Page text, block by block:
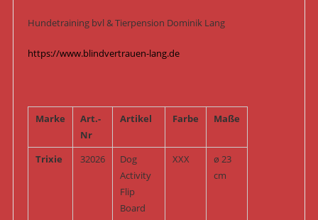
Hundetraining bvl & Tierpension Dominik Lang
https://www.blindvertrauen-lang.de
Marke
Art.-
Nr
Artikel Farbe Maße
Trixie 32026
Dog
Activity
Flip
Board
XXX
ø 23
cm